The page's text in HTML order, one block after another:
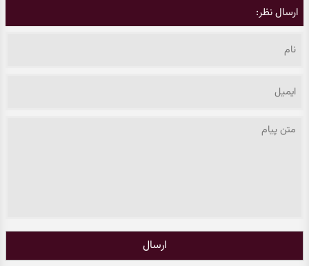
ارسال نظر:
ارسال